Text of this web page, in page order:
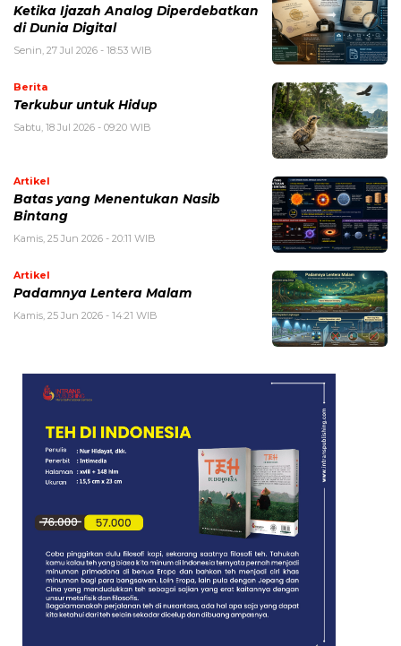
Ketika Ijazah Analog Diperdebatkan
di Dunia Digital
Senin, 27 Jul 2026 - 18:53 WIB
Berita
Terkubur untuk Hidup
Sabtu, 18 Jul 2026 - 09:20 WIB
Artikel
Batas yang Menentukan Nasib
Bintang
Kamis, 25 Jun 2026 - 20:11 WIB
Artikel
Padamnya Lentera Malam
Kamis, 25 Jun 2026 - 14:21 WIB